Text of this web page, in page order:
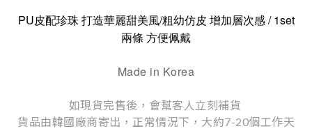
PU皮配珍珠 打造華麗甜美風/粗幼仿皮 增加層次感/ 1set
兩條 方便佩戴
Made in Korea
如現貨完售後，會幫客人立刻補貨
貨品由韓國廠商寄出，正常情況下，大約7-20個工作天